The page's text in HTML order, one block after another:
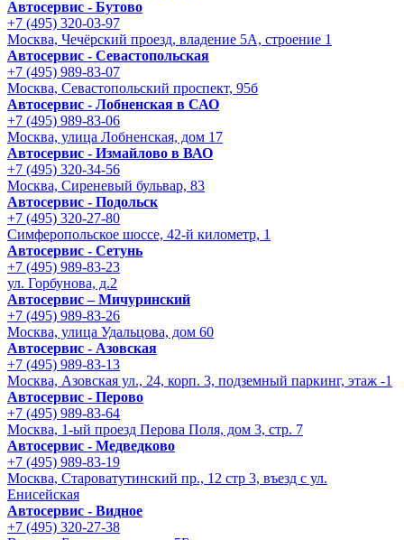
Автосервис - Бутово
+7 (495) 320-03-97
Москва, Чечёрский проезд, владение 5А, строение 1
Автосервис - Cевастопольская
+7 (495) 989-83-07
Москва, Севастопольский проспект, 95б
Автосервис - Лобненская в САО
+7 (495) 989-83-06
Москва, улица Лобненская, дом 17
Автосервис - Измайлово в ВАО
+7 (495) 320-34-56
Москва, Сиреневый бульвар, 83
Автосервис - Подольск
+7 (495) 320-27-80
Симферопольское шоссе, 42-й километр, 1
Автосервис - Сетунь
+7 (495) 989-83-23
ул. Горбунова, д.2
Автосервис – Мичуринский
+7 (495) 989-83-26
Москва, улица Удальцова, дом 60
Автосервис - Азовская
+7 (495) 989-83-13
Москва, Азовская ул., 24, корп. 3, подземный паркинг, этаж -1
Автосервис - Перово
+7 (495) 989-83-64
Москва, 1-ый проезд Перова Поля, дом 3, стр. 7
Автосервис - Медведково
+7 (495) 989-83-19
Москва, Староватутинский пр., 12 стр 3, въезд с ул.
Енисейская
Автосервис - Видное
+7 (495) 320-27-38